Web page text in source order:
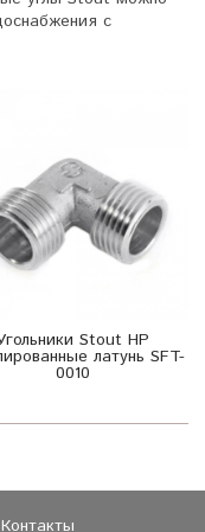
с
Stout НР
латунь SFT-
0010
Контакты